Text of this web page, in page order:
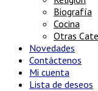
Biografía
Cocina
Otras
Novedades
Contáctenos
Mi cuenta
Lista de deseos